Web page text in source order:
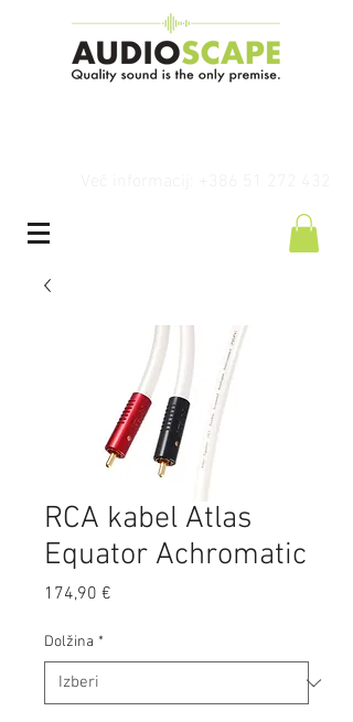
RCA kabel Atlas
Equator Achromatic
174,90 €
Dolžina *